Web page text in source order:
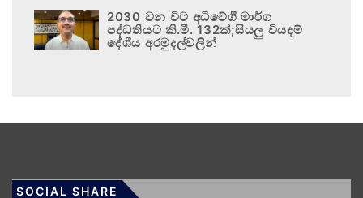
2030 වන විට අධිවේගී මාර්ග
පද්ධතියට කි.මී. 132ක්;සියලු වියදම්
දේශීය අරමුදල්වලින්
SOCIAL SHARE